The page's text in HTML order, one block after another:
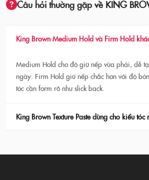
Câu hỏi thường gặp về KING
King Brown Medium Hold và Firm Hold
Medium Hold cho độ giữ nếp vừa phải, dễ
ngày. Firm Hold giữ nếp chắc hơn với độ
tóc cần form rõ như slick back.
King Brown Texture Paste dùng cho kiểu tóc